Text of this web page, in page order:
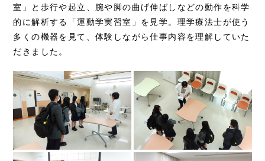
室」と歩行や起立、腕や脚の曲げ伸ばしなどの動作を科学
的に解析する「運動学実習室」を見学。理学療法士が使う
多くの機器を見て、体験しながら仕事内容を理解していた
だきました。